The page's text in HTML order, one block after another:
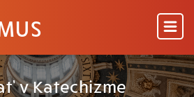
v Katechizme